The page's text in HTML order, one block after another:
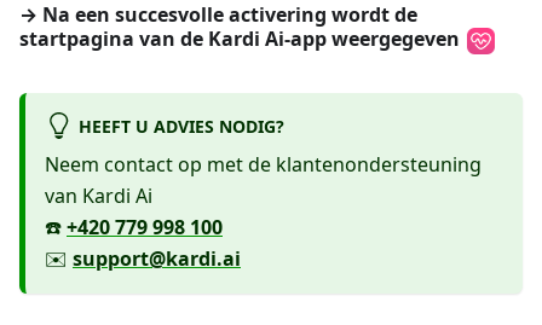
→ Na een succesvolle activering wordt de
startpagina van de Kardi Ai-app weergegeven
HEEFT U ADVIES NODIG?
Neem contact op met de klantenondersteuning
van Kardi Ai
☎️+420 779 998 100
✉️ support@kardi.ai